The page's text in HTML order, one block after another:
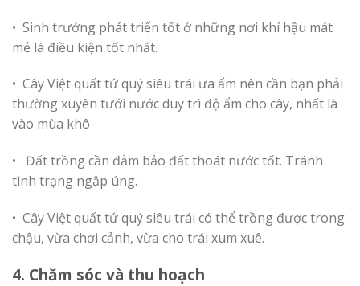
• Sinh trưởng phát triển tốt ở những nơi khí hậu mát
mẻ là điều kiện tốt nhất.
• Cây Việt quất tứ quý siêu trái ưa ẩm nên cần bạn phải
thường xuyên tưới nước duy trì độ ẩm cho cây, nhất là
vào mùa khô
• Đất trồng cần đảm bảo đất thoát nước tốt. Tránh
tình trạng ngập úng.
• Cây Việt quất tứ quý siêu trái có thể trồng được trong
chậu, vừa chơi cảnh, vừa cho trái xum xuê.
4. Chăm sóc và thu hoạch